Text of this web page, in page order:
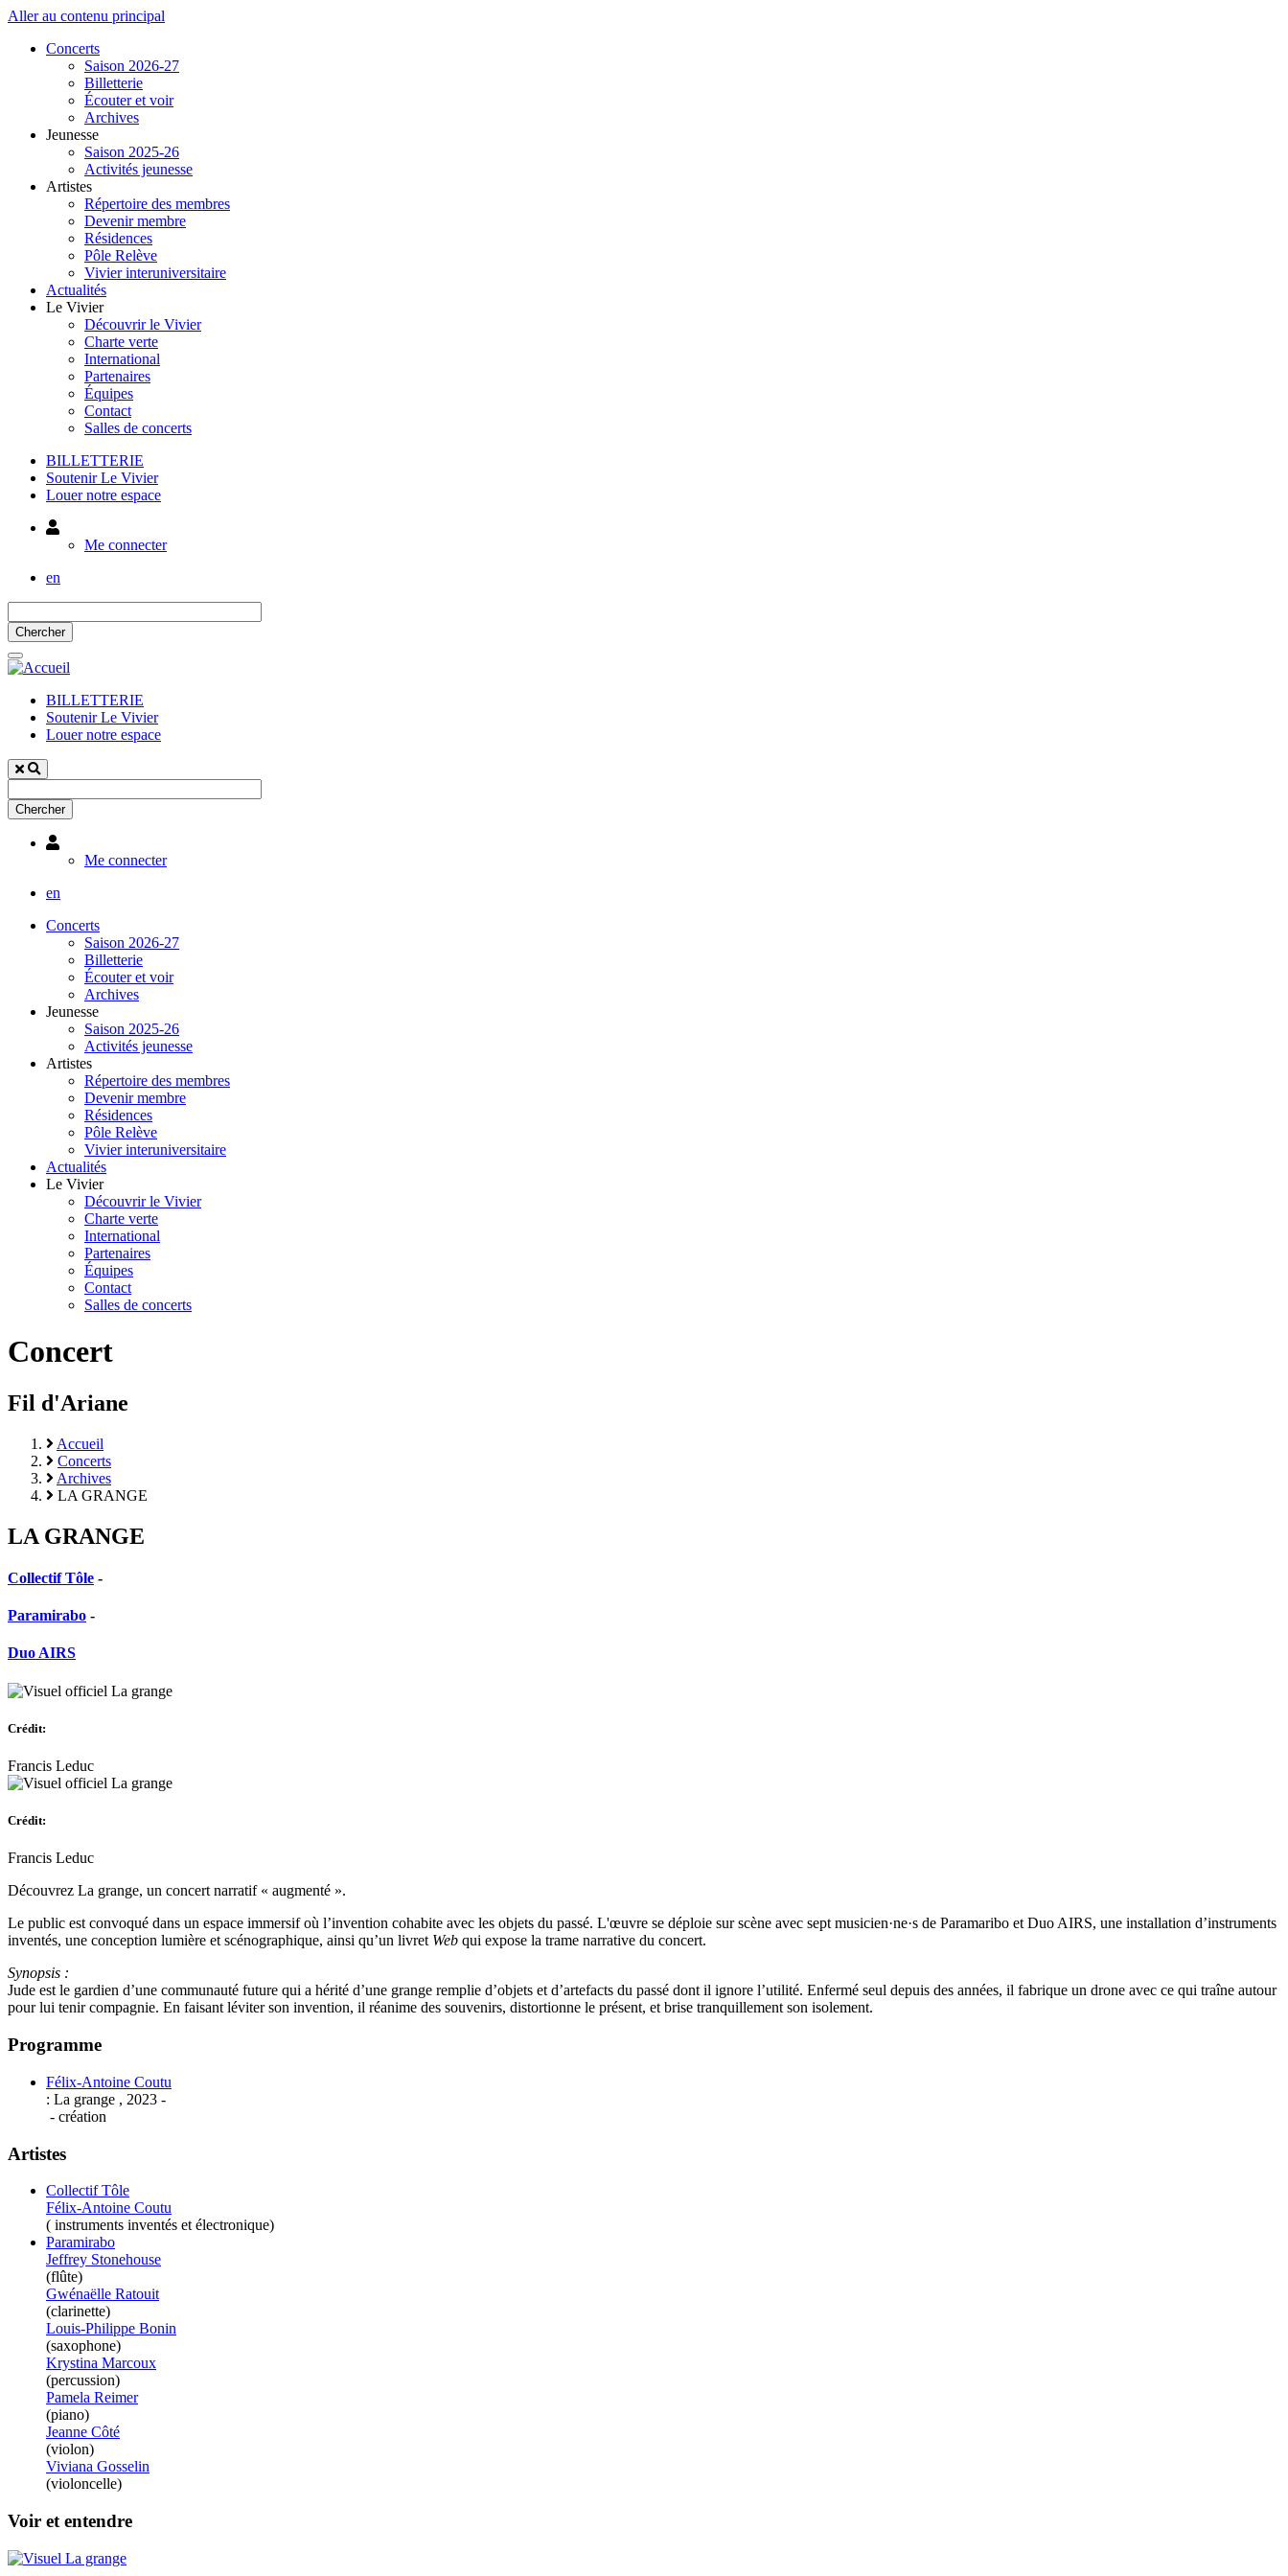
Aller au contenu principal
Concerts
Saison 2026-27
Billetterie
Écouter et voir
Archives
Jeunesse
Saison 2025-26
Activités jeunesse
Artistes
Répertoire des membres
Devenir membre
Résidences
Pôle Relève
Vivier interuniversitaire
Actualités
Le Vivier
Découvrir le Vivier
Charte verte
International
Partenaires
Équipes
Contact
Salles de concerts
BILLETTERIE
Soutenir Le Vivier
Louer notre espace
Utilisateur
Me connecter
en
BILLETTERIE
Soutenir Le Vivier
Louer notre espace
Utilisateur
Me connecter
en
Concerts
Saison 2026-27
Billetterie
Écouter et voir
Archives
Jeunesse
Saison 2025-26
Activités jeunesse
Artistes
Répertoire des membres
Devenir membre
Résidences
Pôle Relève
Vivier interuniversitaire
Actualités
Le Vivier
Découvrir le Vivier
Charte verte
International
Partenaires
Équipes
Contact
Salles de concerts
Concert
Fil d'Ariane
Accueil
Concerts
Archives
LA GRANGE
LA GRANGE
Collectif Tôle -
Paramirabo -
Duo AIRS
Crédit:
Francis Leduc
Crédit:
Francis Leduc
Découvrez La grange, un concert narratif « augmenté ».
Le public est convoqué dans un espace immersif où l’invention cohabite avec les objets du passé. L'œuvre se déploie sur scène avec sept musicien·ne·s de Paramaribo et Duo AIRS, une installation d’instruments
inventés, une conception lumière et scénographique, ainsi qu’un livret Web qui expose la trame narrative du concert.
Synopsis :
Jude est le gardien d’une communauté future qui a hérité d’une grange remplie d’objets et d’artefacts du passé dont il ignore l’utilité. Enfermé seul depuis des années, il fabrique un drone avec ce qui traîne autour
pour lui tenir compagnie. En faisant léviter son invention, il réanime des souvenirs, distortionne le présent, et brise tranquillement son isolement.
Programme
Félix-Antoine Coutu
: La grange , 2023 -
- création
Artistes
Collectif Tôle
Félix-Antoine Coutu
( instruments inventés et électronique)
Paramirabo
Jeffrey Stonehouse
(flûte)
Gwénaëlle Ratouit
(clarinette)
Louis-Philippe Bonin
(saxophone)
Krystina Marcoux
(percussion)
Pamela Reimer
(piano)
Jeanne Côté
(violon)
Viviana Gosselin
(violoncelle)
Voir et entendre